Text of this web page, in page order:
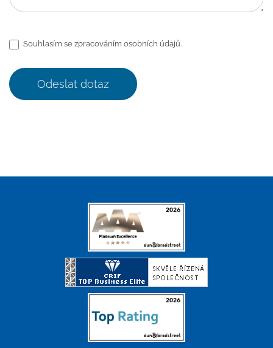
Souhlasím se zpracováním osobních údajů.
Odeslat dotaz